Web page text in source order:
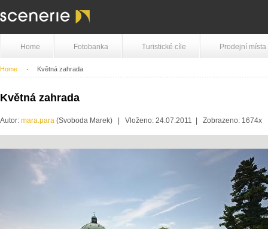
Home Fotobanka Turistické cíle Prodejní místa
Home Květná zahrada
Květná zahrada
Autor: mara.para (Svoboda Marek) | Vloženo: 24.07.2011 | Zobrazeno: 1674x